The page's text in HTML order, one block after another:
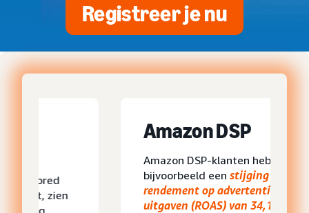
Registreer je nu
Amazon DSP
Amazon DSP-klanten hebben
bijvoorbeeld eenstijging in
rendement op advertentie-
uitgaven (ROAS) van 34,1%en